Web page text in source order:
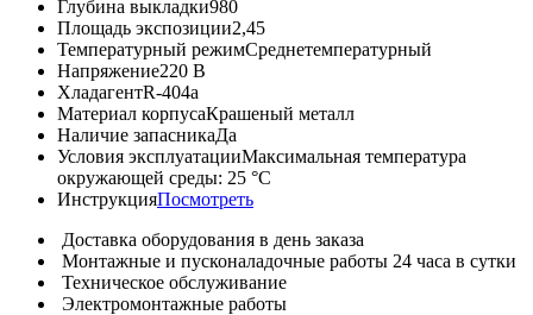
Глубина выкладки980
Площадь экспозиции2,45
Температурный режимСреднетемпературный
Напряжение220 В
ХладагентR-404a
Материал корпусаКрашеный металл
Наличие запасникаДа
Условия эксплуатацииМаксимальная температура
окружающей среды: 25 °С
ИнструкцияПосмотреть
Доставка оборудования в день заказа
Монтажные и пусконаладочные работы 24 часа в сутки
Техническое обслуживание
Электромонтажные работы